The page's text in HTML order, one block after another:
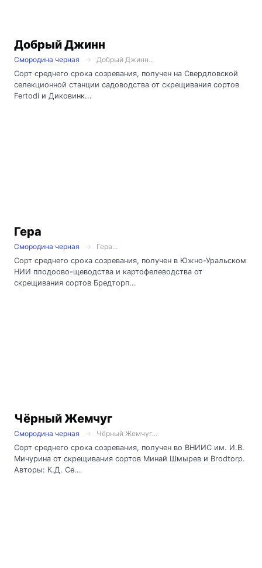
Добрый Джинн
Смородина черная
Добрый Джинн...
Сорт среднего срока созревания, получен на Свердловской
селекционной станции садоводства от скрещивания сортов
Fertodi и Диковинк...
Гера
Смородина черная
Гера...
Сорт среднего срока созревания, получен в Южно-Уральском
НИИ плодоово-щеводства и картофелеводства от
скрещивания сортов Бредторп...
Чёрный Жемчуг
Смородина черная
Чёрный Жемчуг...
Сорт среднего срока созревания, получен во ВНИИС им. И.В.
Мичурина от скрещивания сортов Минай Шмырев и Brodtorp.
Авторы: К.Д. Се...